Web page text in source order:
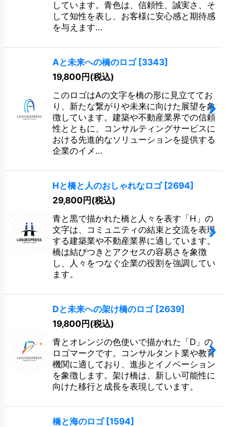
しています。青色は、信頼性、誠実さ、そ
して知性を表し、お客様に安心感と期待感
を与えます…
Aと未来への橋のロゴ [3343]
19,800円(税込)
このロゴはAの文字を橋の形に見立ててお
り、新たな繋がりや未来に向けた展望を象
徴しています。建築や不動産業界での信頼
性とともに、コンサルティングサービスに
おける先進的なソリューションを提供する
企業のイメ…
Hと橋と人のおしゃれなロゴ [2694]
29,800円(税込)
青と黒で描かれた橋と人々を表す「H」の
文字は、コミュニティの結束と交流を表現
する建築業や不動産業界に適しています。
橋は結びつきとアクセスの容易さを象徴
し、人々をつなぐ企業の役割を強調してい
ます。
Dと未来への架け橋のロゴ [2639]
19,800円(税込)
青とオレンジの色使いで描かれた「D」の
ロゴマークです。コンサルタント業や教育
機関に適しており、進歩とイノベーション
を象徴します。架け橋は、新しい可能性に
向けた移行と成長を表現しています。
橋と海のロゴ [1594]